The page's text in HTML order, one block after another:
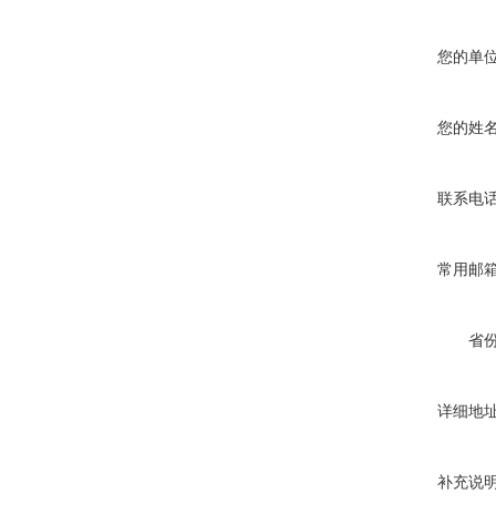
您的单
您的姓
联系电
常用邮
省
详细地
补充说